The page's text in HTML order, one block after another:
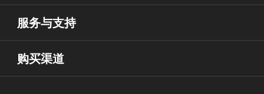
服务与支持
购买渠道